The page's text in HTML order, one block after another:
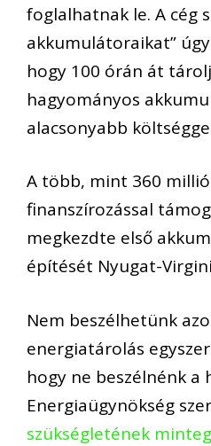
foglalhatnak le. A cég
akkumulátoraikat”
hogy 100 órán át
hagyományos
alacsonyabb
A több, mint 360
finanszírozással
megkezdte első
építését Nyugat-
Nem beszélhetünk
energiatárolás
hogy ne beszélnénk a
Energiaügynökség
szükségletének